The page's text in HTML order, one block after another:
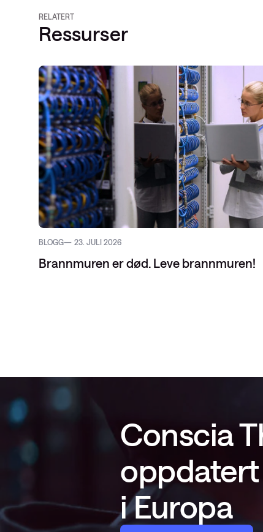
RELATERT
Ressurser
BLOGG 23. JULI 2026
Brannmuren er død. Leve brannmuren!
Conscia
i Europa